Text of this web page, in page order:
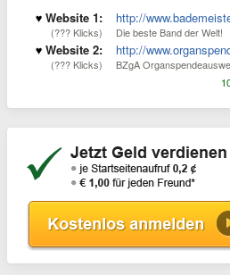
Website 1:
(??? Klicks)
http://
Die beste Band der Welt!
Website 2:
(??? Klicks)
http://
BZgA